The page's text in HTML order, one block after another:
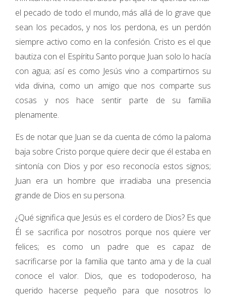
el pecado de todo el mundo, más allá de lo grave que
sean los pecados, y nos los perdona, es un perdón
siempre activo como en la confesión. Cristo es el que
bautiza con el Espíritu Santo porque Juan solo lo hacía
con agua; así es como Jesús vino a compartirnos su
vida divina, como un amigo que nos comparte sus
cosas y nos hace sentir parte de su familia
plenamente.
Es de notar que Juan se da cuenta de cómo la paloma
baja sobre Cristo porque quiere decir que él estaba en
sintonía con Dios y por eso reconocía estos signos;
Juan era un hombre que irradiaba una presencia
grande de Dios en su persona.
¿Qué significa que Jesús es el cordero de Dios? Es que
Él se sacrifica por nosotros porque nos quiere ver
felices; es como un padre que es capaz de
sacrificarse por la familia que tanto ama y de la cual
conoce el valor. Dios, que es todopoderoso, ha
querido hacerse pequeño para que nosotros lo